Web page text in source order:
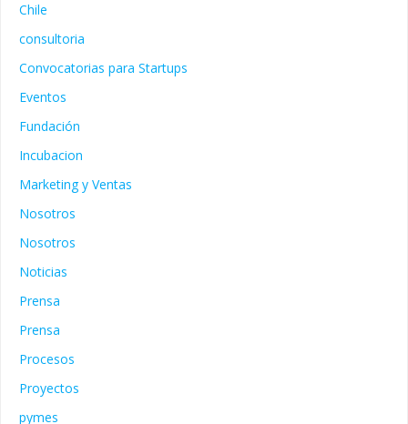
Chile
consultoria
Convocatorias para Startups
Eventos
Fundación
Incubacion
Marketing y Ventas
Nosotros
Nosotros
Noticias
Prensa
Prensa
Procesos
Proyectos
pymes